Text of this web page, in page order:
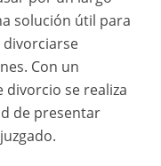
solución útil para
divorciarse
Con un
divorcio se realiza
de presentar